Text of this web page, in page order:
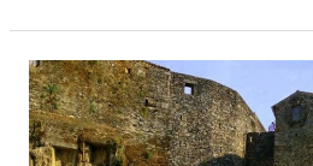
préférées
à
Noirmoutier